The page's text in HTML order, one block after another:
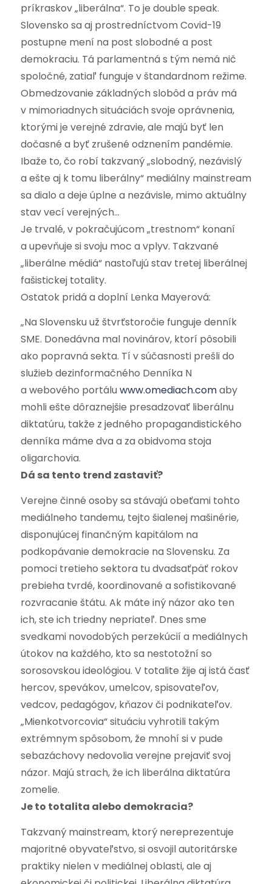
príkraskov „liberálna“. To je double speak.
Slovensko sa aj prostredníctvom Covid-19
postupne mení na post slobodné a post
demokraciu. Tá parlamentná s tým nemá nič
spoločné, zatiaľ funguje v štandardnom režime.
Obmedzovanie základných slobôd a práv má
v mimoriadnych situáciách svoje oprávnenia,
ktorými je verejné zdravie, ale majú byť len
dočasné a byť zrušené odznením pandémie.
Ibaže to, čo robí takzvaný „slobodný, nezávislý
a ešte aj k tomu liberálny“ mediálny mainstream
sa dialo a deje úplne a nezávisle, mimo aktuálny
stav vecí verejných…
Je trvalé, v pokračujúcom „trestnom“ konaní
a upevňuje si svoju moc a vplyv. Takzvané
„liberálne médiá“ nastoľujú stav tretej liberálnej
fašistickej totality.
Ostatok pridá a doplní Lenka Mayerová:
„Na Slovensku už štvrťstoročie funguje denník
SME. Donedávna mal novinárov, ktorí pôsobili
ako popravná sekta. Tí v súčasnosti prešli do
služieb dezinformačného Denníka N
a webového portálu www.omediach.comaby
mohli ešte dôraznejšie presadzovať liberálnu
diktatúru, takže z jedného propagandistického
denníka máme dva a za obidvoma stoja
oligarchovia.
Dá sa tento trend zastaviť?
Verejne činné osoby sa stávajú obeťami tohto
mediálneho tandemu, tejto šialenej mašinérie,
disponujúcej finančným kapitálom na
podkopávanie demokracie na Slovensku. Za
pomoci tretieho sektora tu dvadsaťpäť rokov
prebieha tvrdé, koordinované a sofistikované
rozvracanie štátu. Ak máte iný názor ako ten
ich, ste ich triedny nepriateľ. Dnes sme
svedkami novodobých perzekúcií a mediálnych
útokov na každého, kto sa nestotožní so
sorosovskou ideológiou. V totalite žije aj istá časť
hercov, spevákov, umelcov, spisovateľov,
vedcov, pedagógov, kňazov či podnikateľov.
„Mienkotvorcovia“ situáciu vyhrotili takým
extrémnym spôsobom, že mnohí si v pude
sebazáchovy nedovolia verejne prejaviť svoj
názor. Majú strach, že ich liberálna diktatúra
zomelie.
Je to totalita alebo demokracia?
Takzvaný mainstream, ktorý nereprezentuje
majoritné obyvateľstvo, si osvojil autoritárske
praktiky nielen v mediálnej oblasti, ale aj